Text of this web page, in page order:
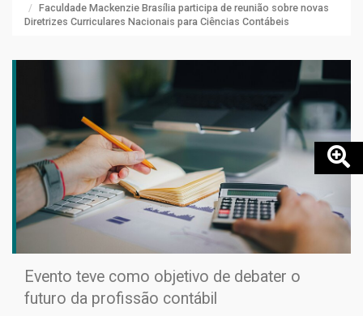
Faculdade Mackenzie Brasília participa de reunião sobre novas
Diretrizes Curriculares Nacionais para Ciências Contábeis
Evento teve como objetivo de debater o
futuro da profissão contábil